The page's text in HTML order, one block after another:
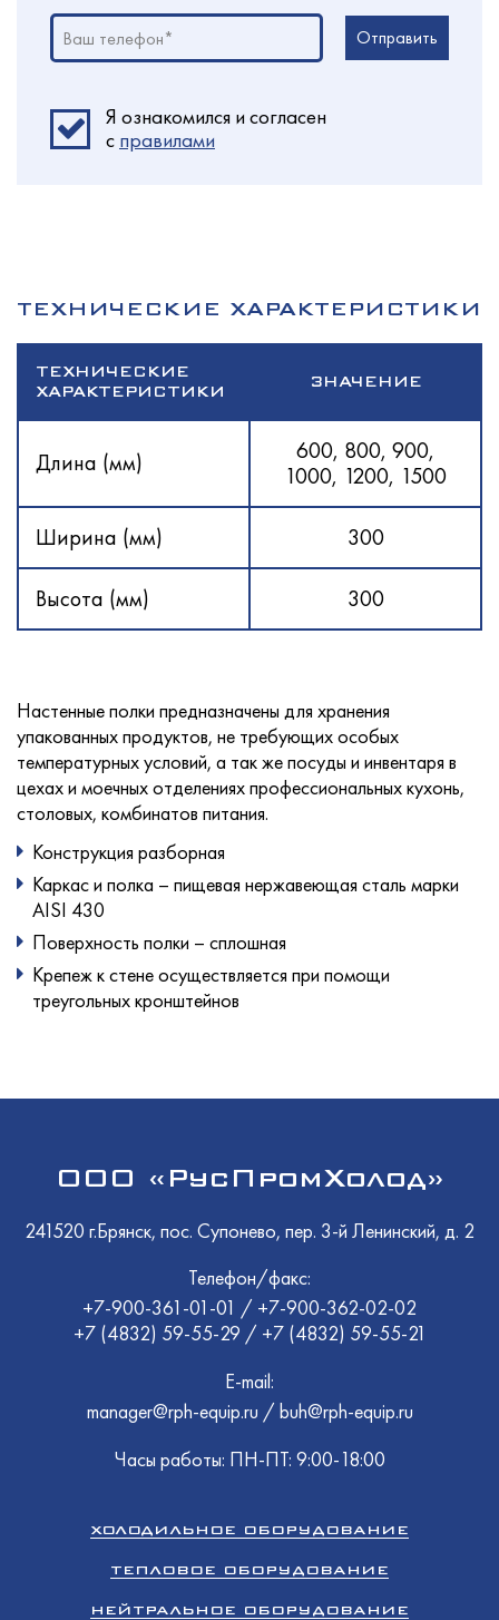
Ваш телефон* Отправить
Я ознакомился и согласен
c правилами
ТЕХНИЧЕСКИЕ ХАРАКТЕРИСТИКИ
ТЕХНИЧЕСКИЕ
ХАРАКТЕРИСТИКИ
ЗНАЧЕНИЕ
Длина (мм)
600, 800, 900,
1000, 1200, 1500
Ширина (мм) 300
Высота (мм) 300
Настенные полки предназначены для хранения
упакованных продуктов, не требующих особых
температурных условий, а так же посуды и инвентаря в
цехах и моечных отделениях профессиональных кухонь,
столовых, комбинатов питания.
Конструкция разборная
Каркас и полка – пищевая нержавеющая сталь марки
AISI 430
Поверхность полки – сплошная
Крепеж к стене осуществляется при помощи
треугольных кронштейнов
ООО «РусПромХолод»
241520 г.Брянск, пос. Супонево, пер. 3-й Ленинский, д. 2
Телефон/факс:
+7-900-361-01-01 / +7-900-362-02-02
+7 (4832) 59-55-29 / +7 (4832) 59-55-21
E-mail:
manager@rph-equip.ru / buh@rph-equip.ru
Часы работы: ПН-ПТ: 9:00-18:00
ХОЛОДИЛЬНОЕ ОБОРУДОВАНИЕ
ТЕПЛОВОЕ ОБОРУДОВАНИЕ
НЕЙТРАЛЬНОЕ ОБОРУДОВАНИЕ